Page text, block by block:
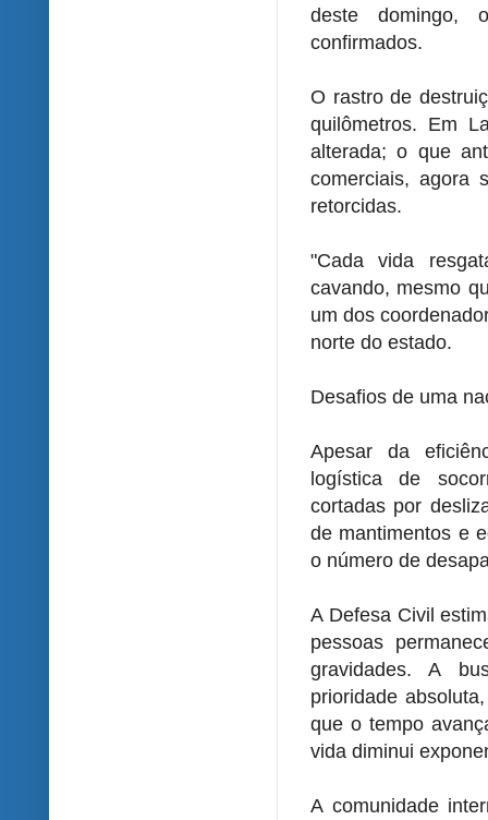
deste domingo,
confirmados.
O rastro de
quilômetros. Em
alterada; o que
comerciais, agora
retorcidas.
"Cada vida
cavando, mesmo
um dos
norte do estado.
Desafios de uma
Apesar da
logística de
cortadas por
de mantimentos e
o número de
A Defesa Civil
pessoas
gravidades. A
prioridade
que o tempo
vida diminui
A comunidade